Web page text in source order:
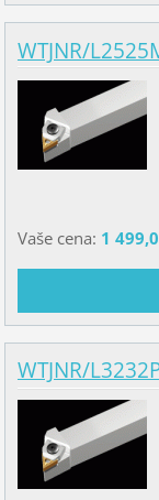
WTJNR/
Vaše cena: 1
WTJNR/